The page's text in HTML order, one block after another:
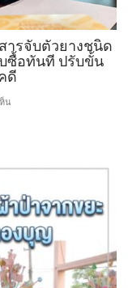
ขนาน
พืช
สวน
ารจับตัวยางชนิด
บซื้อทันที ปรับขั้น
ดี
น
ยางพารา!
ห้าม
ใช้
“สาร
จับ
ตัว